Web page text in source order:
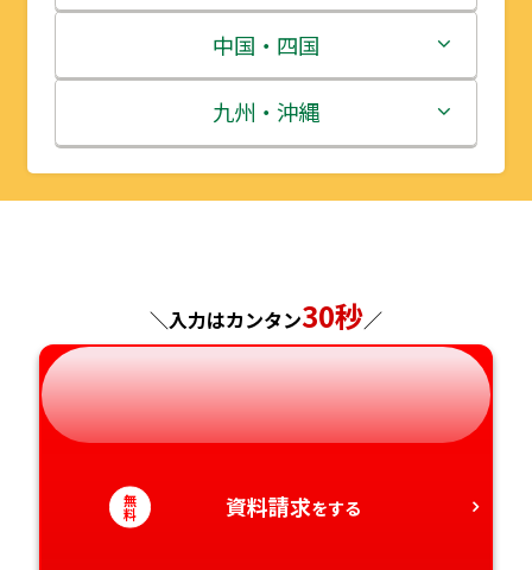
宮城県
秋田県
山形県
群馬県
埼玉県
千葉県
神奈川県
富山県
石川県
福井県
長野県
岐阜県
静岡県
愛知県
三重県
滋賀県
京都府
兵庫県
奈良県
和歌山県
中国・四国
鳥取県
島根県
広島県
山口県
徳島県
香川県
九州・沖縄
福岡県
長崎県
熊本県
大分県
宮崎県
＼入力はカンタン30秒／
無
料 資料請求をする